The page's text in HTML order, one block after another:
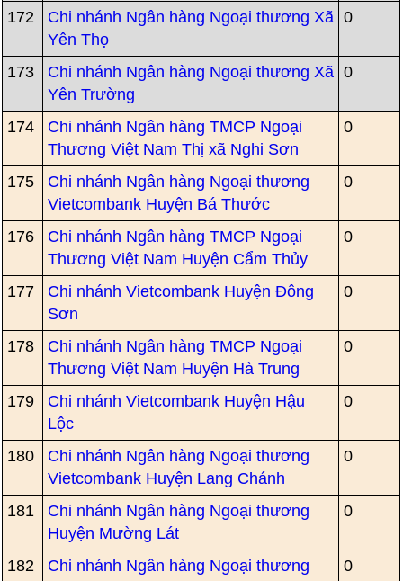
172
Chi nhánh Ngân hàng Ngoại thương Xã
Yên Thọ
0
173
Chi nhánh Ngân hàng Ngoại thương Xã
Yên Trường
0
174
Chi nhánh Ngân hàng TMCP Ngoại
Thương Việt Nam Thị xã Nghi Sơn
0
175
Chi nhánh Ngân hàng Ngoại thương
Vietcombank Huyện Bá Thước
0
176
Chi nhánh Ngân hàng TMCP Ngoại
Thương Việt Nam Huyện Cẩm Thủy
0
177
Chi nhánh Vietcombank Huyện Đông
Sơn
0
178
Chi nhánh Ngân hàng TMCP Ngoại
Thương Việt Nam Huyện Hà Trung
0
179
Chi nhánh Vietcombank Huyện Hậu
Lộc
0
180
Chi nhánh Ngân hàng Ngoại thương
Vietcombank Huyện Lang Chánh
0
181
Chi nhánh Ngân hàng Ngoại thương
Huyện Mường Lát
0
182
Chi nhánh Ngân hàng Ngoại thương
0